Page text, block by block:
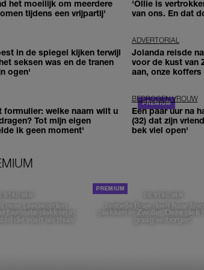
het moeilijk om meerdere
tijdens een vrijpartij'
'Ollie is
van ons. En dat
in de spiegel kijken terwijl
seksen was en de tranen
ogen'
ADVERTORIAL
Jolanda reisde
voor de kust van
aan, onze koffers
formulier: welke naam wilt u
Tot mijn eigen
ik geen moment'
BEDROGEN VROUW
Een paar uur na
(32) dat zijn
bek viel open'
STAD VAN
over Leeuwarden,
favoriete plekken in
die voelt als thuis'
DE STAD VAN
Isabelle Boer deelt haar
plekken in Zwolle: 'Deze plek
graag verborgen'